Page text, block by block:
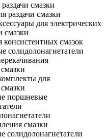
смазки
раздачи смазки
для электрических
смазки
консистентных смазок
солидолонагнетатели
для
поршневые
смазки
солидолонагнетатели